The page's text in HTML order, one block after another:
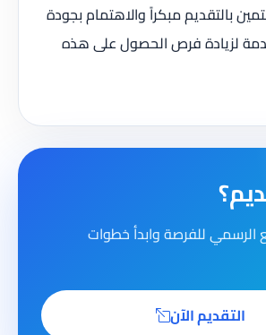
بالتقديم مبكراً والاهتمام بجودة
لزيادة فرص الحصول على هذه
الرسمي للفرصة وابدأ خطوات
التقديم الآن